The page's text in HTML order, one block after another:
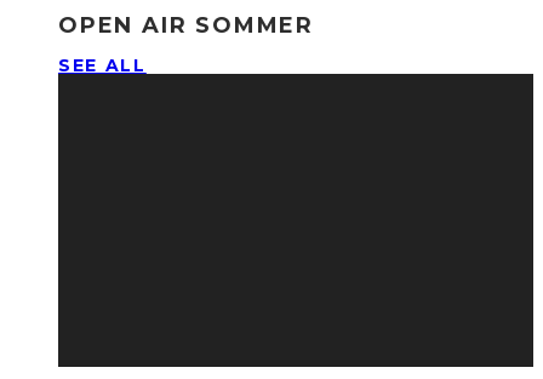
OPEN AIR SOMMER
SEE ALL